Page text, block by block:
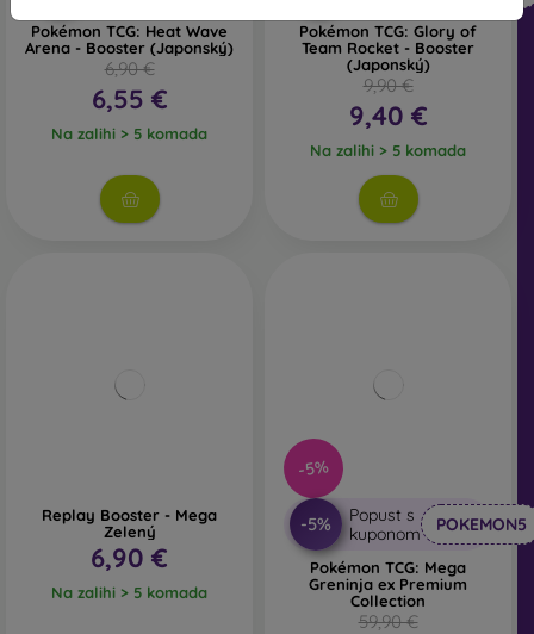
Pokémon TCG: Heat Wave
Arena - Booster (Japonský)
6,90 €
6,55 €
Na zalihi > 5 komada
Pokémon TCG: Glory of
Team Rocket - Booster
(Japonský)
9,90 €
9,40 €
Na zalihi > 5 komada
Replay Booster - Mega
Zelený
6,90 €
Na zalihi > 5 komada
-5%
-5%
Popust s
kuponom
POKEMON5
Pokémon TCG: Mega
Greninja ex Premium
Collection
59,90 €